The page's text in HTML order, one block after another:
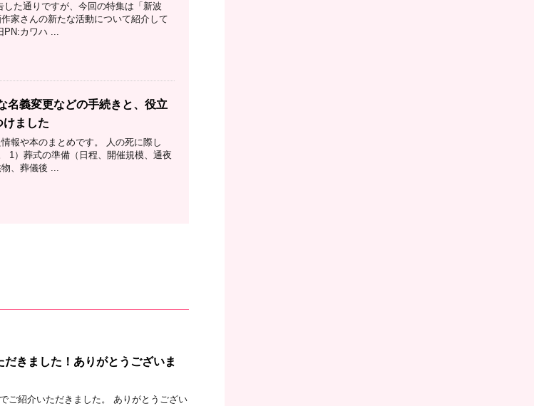
た通りですが、今回の特集は「新波
家さんの新たな活動について紹介して
PN:カワハ ...
名義変更などの手続きと、役立
ました
報や本のまとめです。 人の死に際し
1）葬式の準備（日程、開催規模、通夜
、葬儀後 ...
だきました！ありがとうございま
ご紹介いただきました。 ありがとうござい